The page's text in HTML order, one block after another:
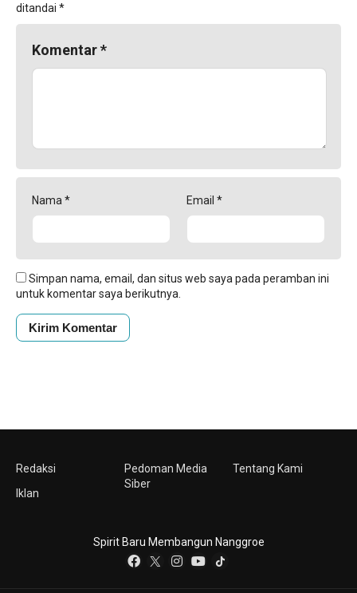
ditandai *
Komentar*
Nama * Email *
Simpan nama, email, dan situs web saya pada peramban ini
untuk komentar saya berikutnya.
Redaksi
Iklan
Pedoman Media
Siber
Tentang Kami
Spirit Baru Membangun Nanggroe